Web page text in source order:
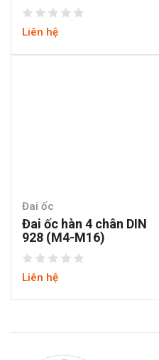
Liên hệ
Đai ốc
Đai ốc hàn 4 chân DIN
928 (M4-M16)
Liên hệ